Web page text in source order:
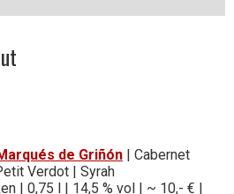
de Griñón | Cabernet
Verdot | Syrah
| 0,75 l | 14,5 % vol | ~ 10,- € |